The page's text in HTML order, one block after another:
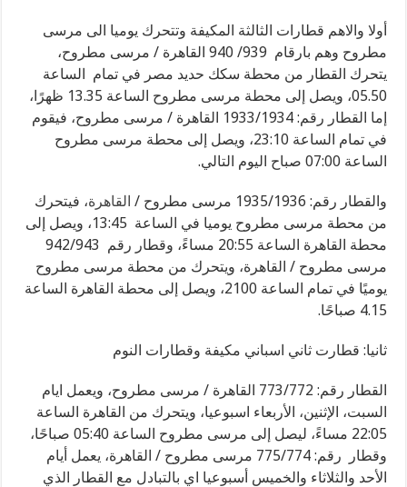
أولا والاهم قطارات الثالثة المكيفة وتتحرك يوميا الى مرسى
مطروح وهم بارقام 939/ 940 القاهرة / مرسى مطروح،
يتحرك القطار من محطة سكك حديد مصر في تمام الساعة
05.50، ويصل إلى محطة مرسى مطروح الساعة 13.35 ظهرًا،
إما القطار رقم: 1933/1934 القاهرة / مرسى مطروح، فيقوم
في تمام الساعة 23:10، ويصل إلى محطة مرسى مطروح
الساعة 07:00 صباح اليوم التالي.
والقطار رقم: 1935/1936 مرسى مطروح / القاهرة، فيتحرك
من محطة مرسى مطروح يوميا في الساعة 13:45، ويصل إلى
محطة القاهرة الساعة 20:55 مساءً، وقطار رقم 942/943
مرسى مطروح / القاهرة، ويتحرك من محطة مرسى مطروح
يوميًا في تمام الساعة 2100، ويصل إلى محطة القاهرة الساعة
4.15 صباحًا.
ثانيا: قطارت ثاني اسباني مكيفة وقطارات النوم
القطار رقم: 773/772 القاهرة / مرسى مطروح، ويعمل ايام
السبت، الإثنين، الأربعاء اسبوعيا، ويتحرك من القاهرة الساعة
22:05 مساءً، ليصل إلى مرسى مطروح الساعة 05:40 صباحًا،
وقطار رقم: 775/774 مرسى مطروح / القاهرة، يعمل أيام
الأحد والثلاثاء والخميس أسبوعيا اي بالتبادل مع القطار الذي